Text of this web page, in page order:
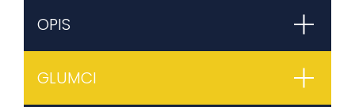
OPIS
GLUMCI